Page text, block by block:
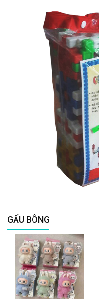
GẤU BÔNG